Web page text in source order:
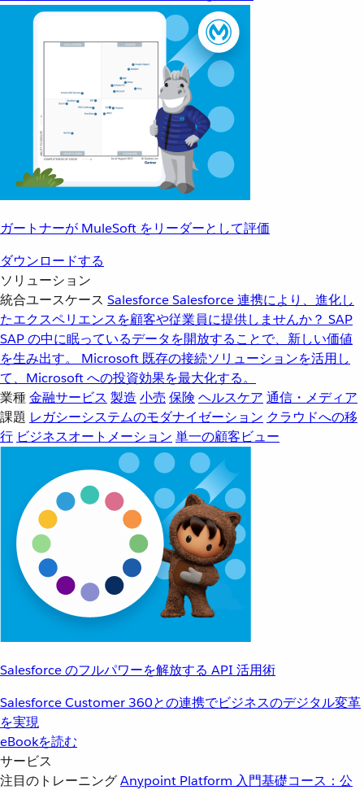
ガートナーが MuleSoft をリーダーとして評価
ダウンロードする
ソリューション
統合ユースケース SalesforceSalesforce 連携により、進化し
たエクスペリエンスを顧客や従業員に提供しませんか？ SAP
SAP の中に眠っているデータを開放することで、新しい価値
を生み出す。
Microsoft 既存の接続ソリューションを活用し
て、Microsoft への投資効果を最大化する。
業種金融サービス 製造 小売 保険 ヘルスケア 通信・メディア
課題 レガシーシステムのモダナイゼーション クラウドへの移
行 ビジネスオートメーション 単一の顧客ビュー
Salesforce のフルパワーを解放する API 活用術
Salesforce Customer 360との連携でビジネスのデジタル変革
を実現
eBookを読む
サービス
注目のトレーニングAnypoint Platform 入門基礎コース：公